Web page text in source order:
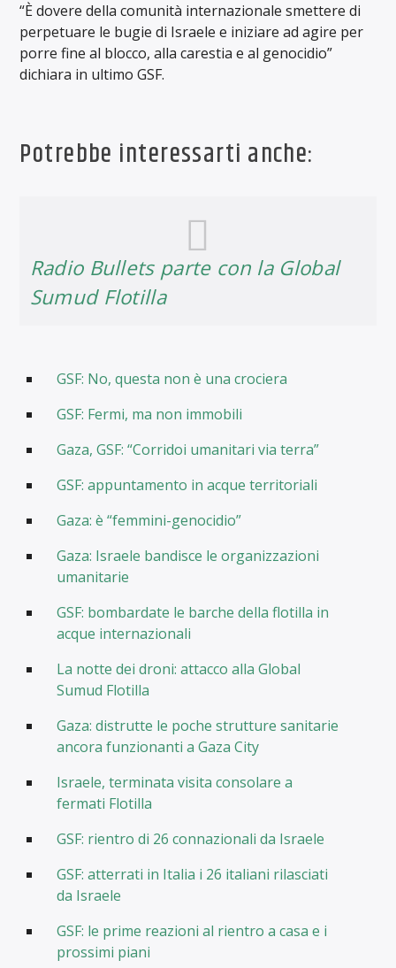
“È dovere della comunità internazionale smettere di
perpetuare le bugie di Israele e iniziare ad agire per
porre fine al blocco, alla carestia e al genocidio”
dichiara in ultimo GSF.
Potrebbe interessarti anche:
Radio Bullets parte con la Global
Sumud Flotilla
GSF: No, questa non è una crociera
GSF: Fermi, ma non immobili
Gaza, GSF: “Corridoi umanitari via terra”
GSF: appuntamento in acque territoriali
Gaza: è “femmini-genocidio”
Gaza: Israele bandisce le organizzazioni
umanitarie
GSF: bombardate le barche della flotilla in
acque internazionali
La notte dei droni: attacco alla Global
Sumud Flotilla
Gaza: distrutte le poche strutture sanitarie
ancora funzionanti a Gaza City
Israele, terminata visita consolare a
fermati Flotilla
GSF: rientro di 26 connazionali da Israele
GSF: atterrati in Italia i 26 italiani rilasciati
da Israele
GSF: le prime reazioni al rientro a casa e i
prossimi piani